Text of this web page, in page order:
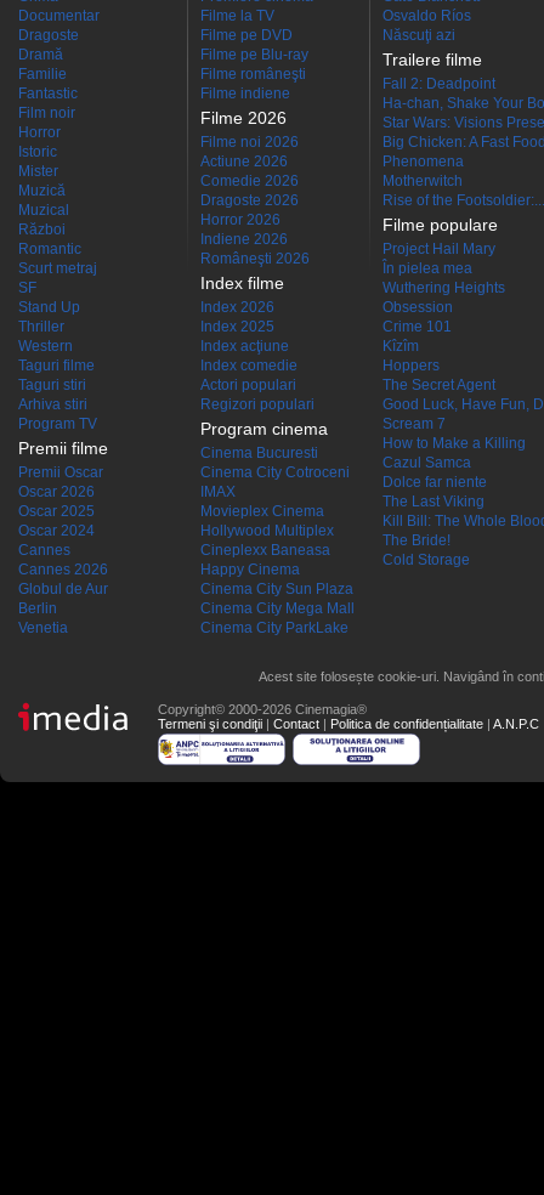
Documentar
Dragoste
Dramă
Familie
Fantastic
Film noir
Horror
Istoric
Mister
Muzică
Muzical
Război
Romantic
Scurt metraj
SF
Stand Up
Thriller
Western
Taguri filme
Taguri stiri
Arhiva stiri
Program TV
Premii filme
Premii Oscar
Oscar 2026
Oscar 2025
Oscar 2024
Cannes
Cannes 2026
Globul de Aur
Berlin
Venetia
Filme la TV
Filme pe DVD
Filme pe Blu-ray
Filme româneşti
Filme indiene
Filme 2026
Filme noi 2026
Actiune 2026
Comedie 2026
Dragoste 2026
Horror 2026
Indiene 2026
Româneşti 2026
Index filme
Index 2026
Index 2025
Index acţiune
Index comedie
Actori populari
Regizori populari
Program cinema
Cinema Bucuresti
Cinema City Cotroceni
IMAX
Movieplex Cinema
Hollywood Multiplex
Cineplexx Baneasa
Happy Cinema
Cinema City Sun Plaza
Cinema City Mega Mall
Cinema City ParkLake
Osvaldo Ríos
Născuţi azi
Trailere filme
Fall 2: Deadpoint
Ha-chan, Shake Your
Star Wars: Visions
Big Chicken: A Fast
Phenomena
Motherwitch
Rise of the Footsoldier:...
Filme populare
Project Hail Mary
În pielea mea
Wuthering Heights
Obsession
Crime 101
Kîzîm
Hoppers
The Secret Agent
Good Luck, Have Fun,
Scream 7
How to Make a Killing
Cazul Samca
Dolce far niente
The Last Viking
Kill Bill: The Whole
The Bride!
Cold Storage
Acest site folosește cookie-uri. Navigând în
Copyright© 2000-2026 Cinemagia®
Termeni şi condiţii | Contact | Politica de confidențialitate | A.N.P.C